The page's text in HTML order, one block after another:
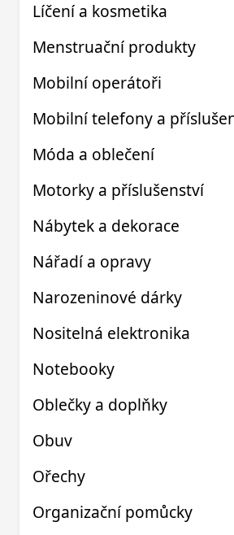
Líčení a kosmetika
Menstruační produkty
Mobilní operátoři
Mobilní telefony a
Móda a oblečení
Motorky a příslušenství
Nábytek a dekorace
Nářadí a opravy
Narozeninové dárky
Nositelná elektronika
Notebooky
Oblečky a doplňky
Obuv
Ořechy
Organizační pomůcky